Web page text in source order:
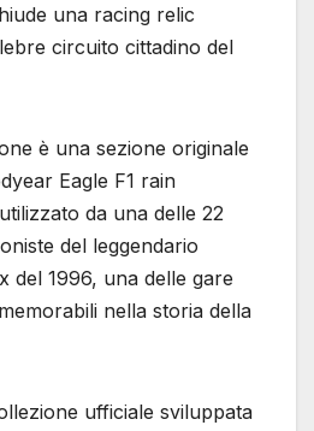
una racing relic
circuito cittadino del
è una sezione originale
Eagle F1 rain
da una delle 22
del leggendario
del 1996, una delle gare
nella storia della
ufficiale sviluppata